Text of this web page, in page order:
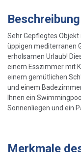
Beschreibung
Sehr Gepflegtes
üppigen mediterranen
erholsamen Urlaub!
einem Esszimmer mit
einem gemütlichen
und einem
Ihnen ein
Sonnenliegen und ein
Merkmale